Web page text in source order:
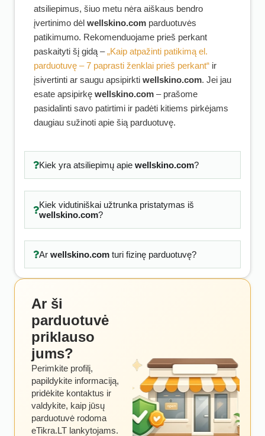
atsiliepimus, šiuo metu nėra aiškaus bendro
įvertinimo dėl wellskino.com parduotuvės
patikimumo. Rekomenduojame prieš perkant
paskaityti šį gidą –„Kaip atpažinti patikimą el.
parduotuvę – 7 paprasti ženklai prieš perkant“ ir
įsivertinti ar saugu apsipirkti wellskino.com. Jei jau
esate apsipirkę wellskino.com – prašome
pasidalinti savo patirtimi ir padėti kitiems pirkėjams
daugiau sužinoti apie šią parduotuvę.
Kiek yra atsiliepimų apie wellskino.com?
Kiek vidutiniškai užtrunka pristatymas iš
wellskino.com?
Ar wellskino.comturi fizinę parduotuvę?
Ar ši
parduotuvė
priklauso
jums?
Perimkite profilį,
papildykite informaciją,
pridėkite kontaktus ir
valdykite, kaip jūsų
parduotuvė rodoma
eTikra.LT lankytojams.